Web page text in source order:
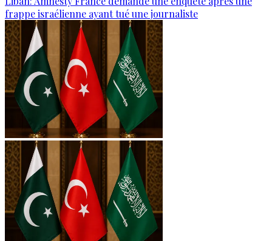
frappe israélienne ayant tué une journaliste